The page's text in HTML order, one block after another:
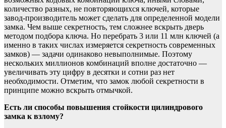
количество разных, не повторяющихся ключей, которые
завод-производитель может сделать для определенной модели
замка. Чем выше секретность, тем сложнее вскрыть дверь
методом подбора ключа. Но перебрать 3 или 11 млн ключей (а
именно в таких числах измеряется секретность современных
замков) — задачи одинаково невыполнимые. Поэтому
нескольких миллионов комбинаций вполне достаточно —
увеличивать эту цифру в десятки и сотни раз нет
необходимости. Отметим, что замок любой секретности в
принципе можно вскрыть отмычкой.
Есть ли способы повышения стойкости цилиндрового
замка к взлому?